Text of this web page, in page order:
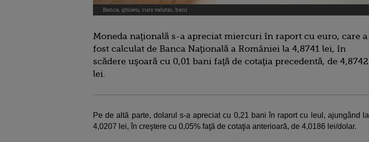
Banca, ghiseu, curs valutar, bani
Moneda naţională s-a apreciat miercuri în raport cu euro, care a
fost calculat de Banca Naţională a României la 4,8741 lei, în
scădere uşoară cu 0,01 bani faţă de cotaţia precedentă, de 4,8742
lei.
Pe de altă parte, dolarul s-a apreciat cu 0,21 bani în raport cu leul, ajungând la
4,0207 lei, în creştere cu 0,05% faţă de cotaţia anterioară, de 4,0186 lei/dolar.